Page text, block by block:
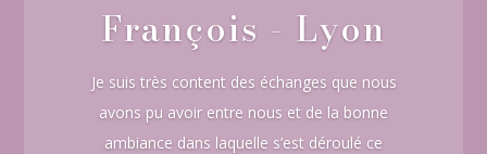
François - Lyon
Je suis très content des échanges que nous
avons pu avoir entre nous et de la bonne
ambiance dans laquelle s’est déroulé ce